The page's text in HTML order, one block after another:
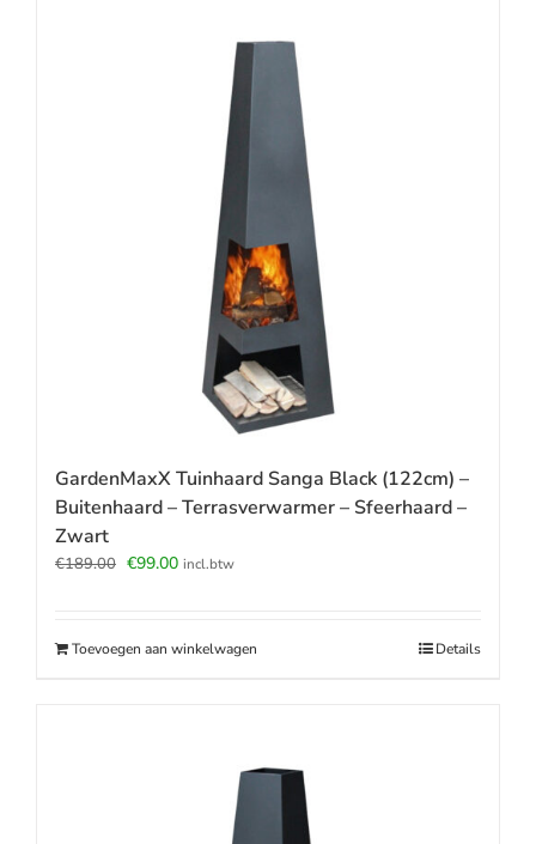
GardenMaxX Tuinhaard Sanga Black (122cm) –
Buitenhaard – Terrasverwarmer – Sfeerhaard –
Zwart
€189.00 Oorspronkelijke
€189.00.
€99.00Huidige
€99.00.
incl.btw
Toevoegen aan winkelwagen Details